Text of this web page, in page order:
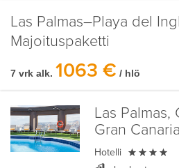
Las Palmas–Playa del
Majoituspaketti
7 vrk alk. 1063 € / hlö
Las Palmas,
Gran Canaria
Hotelli 